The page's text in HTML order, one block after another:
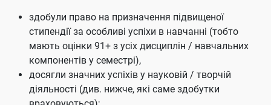
здобули право на призначення підвищеної
стипендії за особливі успіхи в навчанні (тобто
мають оцінки 91+ з усіх дисциплін / навчальних
компонентів у семестрі),
досягли значних успіхів у науковій / творчій
діяльності (див. нижче, які саме здобутки